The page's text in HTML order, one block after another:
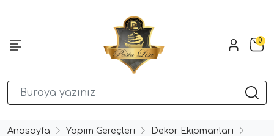
0
Anasayfa Yapım Gereçleri Dekor Ekipmanları